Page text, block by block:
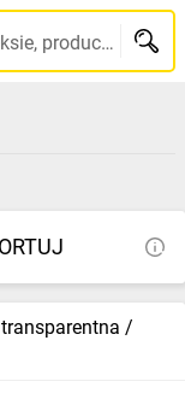
Szukaj po nazwie, indeksie, producencie, kodzie kreskowym...
/